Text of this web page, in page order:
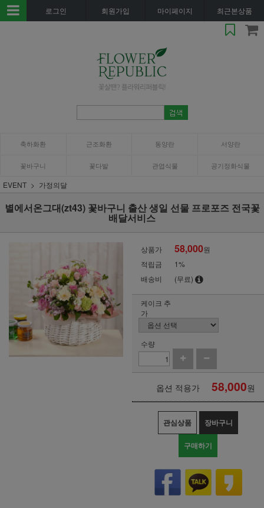
로그인 회원가입 마이페이지 최근본상품
축하화환 근조화환 동양란 서양란
꽃바구니 꽃다발 관엽식물 공기정화식물
EVENT 가정의달
별에서온그대(zt43) 꽃바구니 출산 생일 선물 프로포즈 전국꽃
배달서비스
상품가 58,000원
적립금
1%
배송비
(무료)
케이크 추
가
수량
옵션 적용가 58,000원
관심상품 장바구니
구매하기